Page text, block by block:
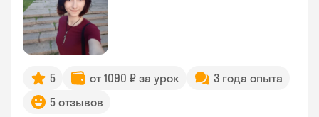
5 от 1090 ₽ за урок
3 года опыта
5 отзывов